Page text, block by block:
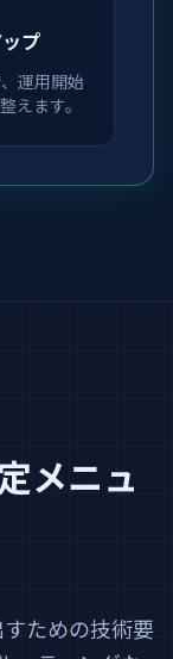
プ
運用開始
えます。
メニュ
ための技術要